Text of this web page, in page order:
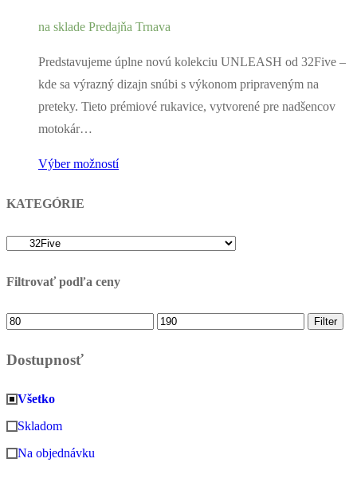
bola:
€92,90.
je:
€89,90.
na sklade Predajňa Trnava
Predstavujeme úplne novú kolekciu UNLEASH od 32Five –
kde sa výrazný dizajn snúbi s výkonom pripraveným na
preteky. Tieto prémiové rukavice, vytvorené pre nadšencov
motokár…
Výber možností
KATEGÓRIE
Filtrovať podľa ceny
Minimálna
Maximálna
Filter
Dostupnosť
Všetko
Skladom
Na objednávku